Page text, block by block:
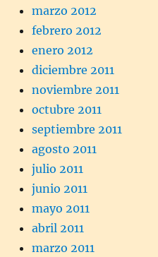
marzo 2012
febrero 2012
enero 2012
diciembre 2011
noviembre 2011
octubre 2011
septiembre 2011
agosto 2011
julio 2011
junio 2011
mayo 2011
abril 2011
marzo 2011